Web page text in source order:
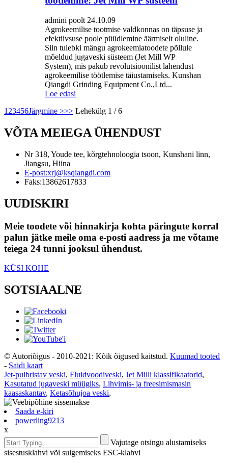
admini poolt 24.10.09
Agrokeemilise tootmise valdkonnas on täpsuse ja
efektiivsuse poole püüdlemine äärmiselt oluline.
Siin tulebki mängu agrokeemiatoodete põllule
mõeldud jugaveski süsteem (Jet Mill WP
System), mis pakub revolutsioonilist lahendust
agrokeemilise töötlemise täiustamiseks. Kunshan
Qiangdi Grinding Equipment Co.,Ltd...
Loe edasi
1 23456Järgmine >>> Lehekülg 1 / 6
VÕTA MEIEGA ÜHENDUST
Nr 318, Youde tee, kõrgtehnoloogia tsoon, Kunshani linn,
Jiangsu, Hiina
E-post:xrj@ksqiangdi.com
Faks:13862617833
UUDISKIRI
Meie toodete või hinnakirja kohta päringute korral
palun jätke meile oma e-posti aadress ja me võtame
teiega 24 tunni jooksul ühendust.
KÜSI KOHE
SOTSIAALNE
© Autoriõigus - 2010-2021: Kõik õigused kaitstud. Kuumad tooted
- Saidi kaart
Jet-pulbristav veski, Fluidvoodiveski, Jet Milli klassifikaatorid,
Kasutatud jugaveski müügiks, Lihvimis- ja freesimismasin
kaasaskantav, Ketasõhujoa veski,
Saada e-kiri
powerling9213
x
Vajutage otsingu alustamiseks
sisestusklahvi või sulgemiseks ESC-klahvi